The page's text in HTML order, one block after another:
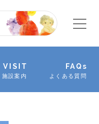
VISIT
施設案内
FAQs
よくある質問